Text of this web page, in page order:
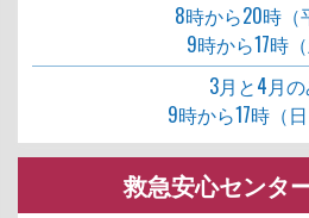
8時から20時（
9時から17時（
3月と4月
9時から17時（日
救急安心センタ